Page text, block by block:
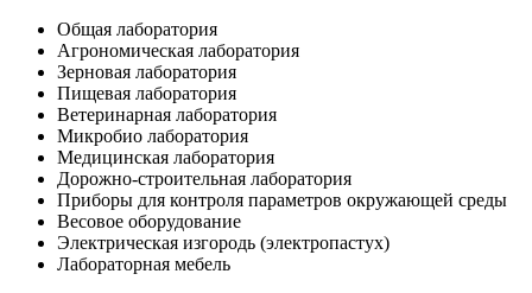
Общая лаборатория
Агрономическая лаборатория
Зерновая лаборатория
Пищевая лаборатория
Ветеринарная лаборатория
Микробио лаборатория
Медицинская лаборатория
Дорожно-строительная лаборатория
Приборы для контроля параметров окружающей среды
Весовое оборудование
Электрическая изгородь (электропастух)
Лабораторная мебель